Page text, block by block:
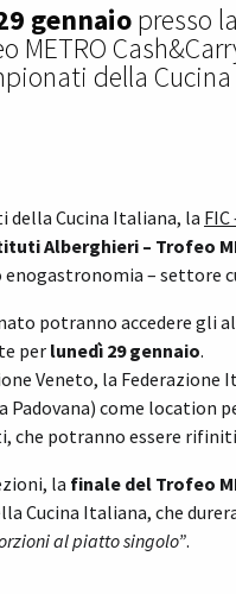
gennaiopresso la
METRO
della
della Cucina Italiana, la
Alberghieri – Trofeo
enogastronomia – settore
potranno accedere gli
perlunedì 29 gennaio.
Veneto, la Federazione
Padovana) come location
potranno essere
la finale del Trofeo
Cucina Italiana, che
al piatto singolo”.